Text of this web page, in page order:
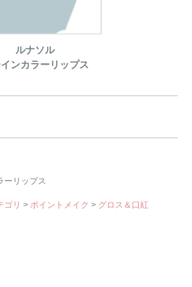
ルナソル
ンカラーリップス
ーリップス
ゴリ > ポイントメイク > グロス＆口紅